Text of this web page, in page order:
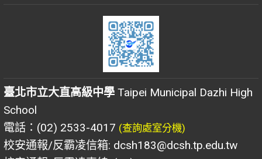
臺北市立大直高級中學 Taipei Municipal Dazhi High
School
電話：(02) 2533-4017 (查詢處室分機)
校安通報/反霸凌信箱: dcsh183@dcsh.tp.edu.tw